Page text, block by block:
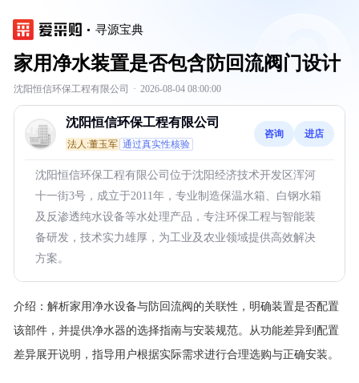
寻源宝典
家用净水装置是否包含防回流阀门设计
沈阳恒信环保工程有限公司 · 2026-08-04 08:00:00
沈阳恒信环保工程有限公司
法人:董玉军 通过真实性核验
咨询 进店
沈阳恒信环保工程有限公司位于沈阳经济技术开发区浑河
十一街3号，成立于2011年，专业制造保温水箱、白钢水箱
及反渗透纯水设备等水处理产品，专注环保工程与智能装
备研发，技术实力雄厚，为工业及农业领域提供高效解决
方案。
介绍： 解析家用净水设备与防回流阀的关联性，明确装置是否配置
该部件，并提供净水器的选择指南与安装规范。从功能差异到配置
差异展开说明，指导用户根据实际需求进行合理选购与正确安装。